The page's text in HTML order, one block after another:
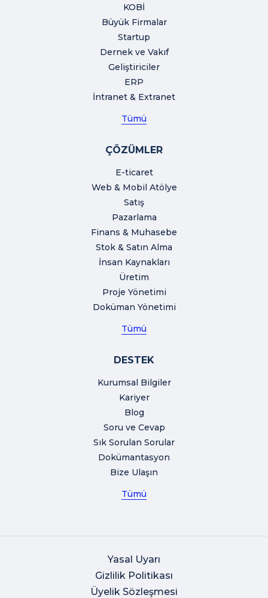
KOBİ
Büyük Firmalar
Startup
Dernek ve Vakıf
Geliştiriciler
ERP
İntranet & Extranet
Tümü
ÇÖZÜMLER
E-ticaret
Web & Mobil Atölye
Satış
Pazarlama
Finans & Muhasebe
Stok & Satın Alma
İnsan Kaynakları
Üretim
Proje Yönetimi
Doküman Yönetimi
Tümü
DESTEK
Kurumsal Bilgiler
Kariyer
Blog
Soru ve Cevap
Sık Sorulan Sorular
Dokümantasyon
Bize Ulaşın
Tümü
Yasal Uyarı
Gizlilik Politikası
Üyelik Sözleşmesi